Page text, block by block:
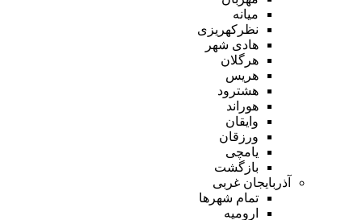
میانه
نظرکهریزی
هادی شهر
هرگلان
هریس
هشترود
هوراند
وایقان
ورزقان
یامچی
بازگشت
آذربایجان غربی
تمام شهر‌ها
ارومیه